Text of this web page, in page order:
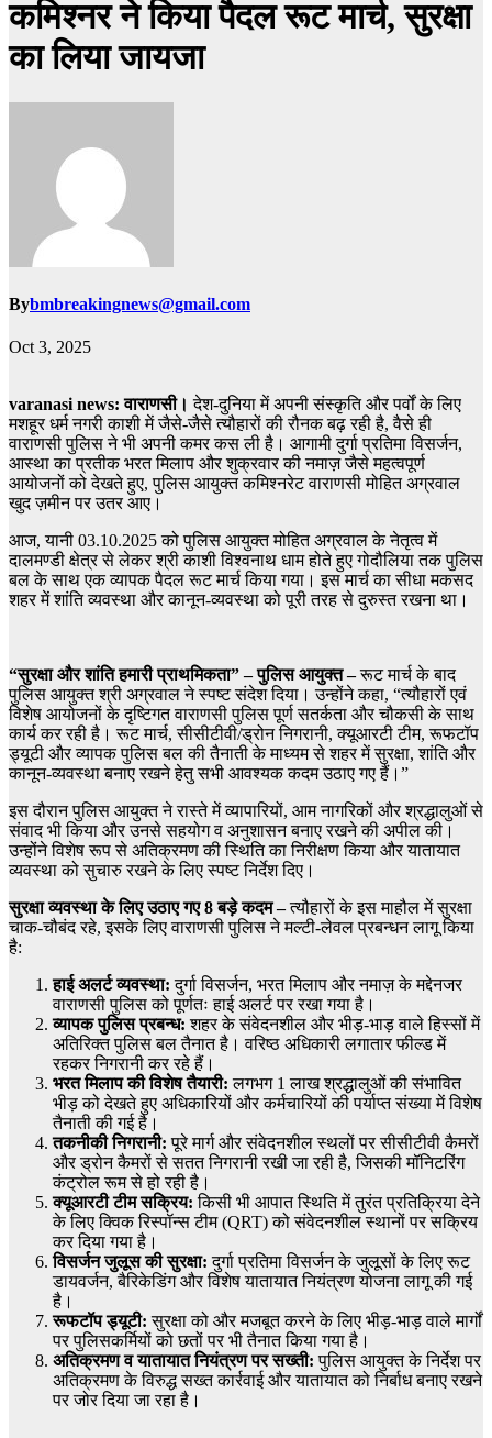
कमिश्नर ने किया पैदल रूट मार्च, सुरक्षा
का लिया जायजा
Bybmbreakingnews@gmail.com
Oct 3, 2025
varanasi news: वाराणसी। देश-दुनिया में अपनी संस्कृति और पर्वों के लिए
मशहूर धर्म नगरी काशी में जैसे-जैसे त्यौहारों की रौनक बढ़ रही है, वैसे ही
वाराणसी पुलिस ने भी अपनी कमर कस ली है। आगामी दुर्गा प्रतिमा विसर्जन,
आस्था का प्रतीक भरत मिलाप और शुक्रवार की नमाज़ जैसे महत्वपूर्ण
आयोजनों को देखते हुए, पुलिस आयुक्त कमिश्नरेट वाराणसी मोहित अग्रवाल
खुद ज़मीन पर उतर आए।
आज, यानी 03.10.2025 को पुलिस आयुक्त मोहित अग्रवाल के नेतृत्व में
दालमण्डी क्षेत्र से लेकर श्री काशी विश्वनाथ धाम होते हुए गोदौलिया तक पुलिस
बल के साथ एक व्यापक पैदल रूट मार्च किया गया। इस मार्च का सीधा मकसद
शहर में शांति व्यवस्था और कानून-व्यवस्था को पूरी तरह से दुरुस्त रखना था।
“सुरक्षा और शांति हमारी प्राथमिकता” – पुलिस आयुक्त –रूट मार्च के बाद
पुलिस आयुक्त श्री अग्रवाल ने स्पष्ट संदेश दिया। उन्होंने कहा, “त्यौहारों एवं
विशेष आयोजनों के दृष्टिगत वाराणसी पुलिस पूर्ण सतर्कता और चौकसी के साथ
कार्य कर रही है। रूट मार्च, सीसीटीवी/ड्रोन निगरानी, क्यूआरटी टीम, रूफटॉप
ड्यूटी और व्यापक पुलिस बल की तैनाती के माध्यम से शहर में सुरक्षा, शांति और
कानून-व्यवस्था बनाए रखने हेतु सभी आवश्यक कदम उठाए गए हैं।”
इस दौरान पुलिस आयुक्त ने रास्ते में व्यापारियों, आम नागरिकों और श्रद्धालुओं से
संवाद भी किया और उनसे सहयोग व अनुशासन बनाए रखने की अपील की।
उन्होंने विशेष रूप से अतिक्रमण की स्थिति का निरीक्षण किया और यातायात
व्यवस्था को सुचारु रखने के लिए स्पष्ट निर्देश दिए।
सुरक्षा व्यवस्था के लिए उठाए गए 8 बड़े कदम –त्यौहारों के इस माहौल में सुरक्षा
चाक-चौबंद रहे, इसके लिए वाराणसी पुलिस ने मल्टी-लेवल प्रबन्धन लागू किया
है:
हाई अलर्ट व्यवस्था: दुर्गा विसर्जन, भरत मिलाप और नमाज़ के मद्देनजर
वाराणसी पुलिस को पूर्णतः हाई अलर्ट पर रखा गया है।
व्यापक पुलिस प्रबन्ध: शहर के संवेदनशील और भीड़-भाड़ वाले हिस्सों में
अतिरिक्त पुलिस बल तैनात है। वरिष्ठ अधिकारी लगातार फील्ड में
रहकर निगरानी कर रहे हैं।
भरत मिलाप की विशेष तैयारी: लगभग 1 लाख श्रद्धालुओं की संभावित
भीड़ को देखते हुए अधिकारियों और कर्मचारियों की पर्याप्त संख्या में विशेष
तैनाती की गई है।
तकनीकी निगरानी: पूरे मार्ग और संवेदनशील स्थलों पर सीसीटीवी कैमरों
और ड्रोन कैमरों से सतत निगरानी रखी जा रही है, जिसकी मॉनिटरिंग
कंट्रोल रूम से हो रही है।
क्यूआरटी टीम सक्रिय: किसी भी आपात स्थिति में तुरंत प्रतिक्रिया देने
के लिए क्विक रिस्पॉन्स टीम (QRT) को संवेदनशील स्थानों पर सक्रिय
कर दिया गया है।
विसर्जन जुलूस की सुरक्षा: दुर्गा प्रतिमा विसर्जन के जुलूसों के लिए रूट
डायवर्जन, बैरिकेडिंग और विशेष यातायात नियंत्रण योजना लागू की गई
है।
रूफटॉप ड्यूटी: सुरक्षा को और मजबूत करने के लिए भीड़-भाड़ वाले मार्गों
पर पुलिसकर्मियों को छतों पर भी तैनात किया गया है।
अतिक्रमण व यातायात नियंत्रण पर सख्ती: पुलिस आयुक्त के निर्देश पर
अतिक्रमण के विरुद्ध सख्त कार्रवाई और यातायात को निर्बाध बनाए रखने
पर जोर दिया जा रहा है।